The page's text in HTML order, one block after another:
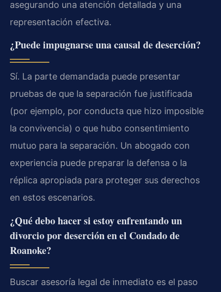
asegurando una atención detallada y una
representación efectiva.
¿Puede impugnarse una causal de deserción?
Sí. La parte demandada puede presentar
pruebas de que la separación fue justificada
(por ejemplo, por conducta que hizo imposible
la convivencia) o que hubo consentimiento
mutuo para la separación. Un abogado con
experiencia puede preparar la defensa o la
réplica apropiada para proteger sus derechos
en estos escenarios.
¿Qué debo hacer si estoy enfrentando un
divorcio por deserción en el Condado de
Roanoke?
Buscar asesoría legal de inmediato es el paso